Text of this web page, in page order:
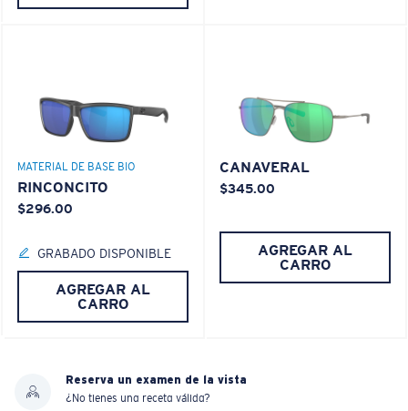
MATERIAL DE BASE BIO
RINCONCITO
$296.00
GRABADO DISPONIBLE
AGREGAR AL
CARRO
CANAVERAL
$345.00
AGREGAR AL
CARRO
Reserva un examen de la vista
¿No tienes una receta válida?